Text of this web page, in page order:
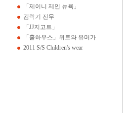
「제이니 제인 뉴욕」
김락기 전무
「JJ지고트」
「홀하우스」위트와 유머가
2011 S/S Children's wear